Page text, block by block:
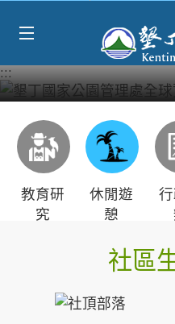
:::
教育研
究
休閒遊
憩
社區